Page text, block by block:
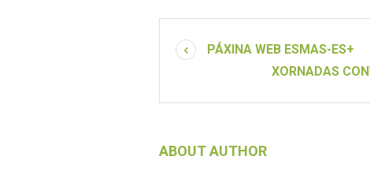
PÁXINA WEB ESMAS-ES+
XORNADAS
ABOUT AUTHOR